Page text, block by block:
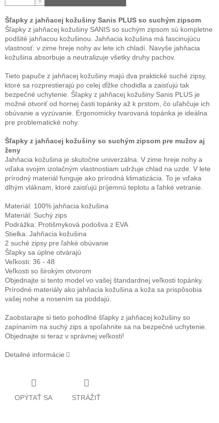
Šľapky z jahňacej kožušiny Sanis PLUS so suchým zipsom
Šľapky z jahňacej kožušiny SANIS so suchým zipsom sú kompletne
podšité jahňacou kožušinou. Jahňacia kožušina má fascinujúcu
vlastnosť: v zime hreje nohy av lete ich chladí. Navyše jahňacia
kožušina absorbuje a neutralizuje všetky druhy pachov.
Tieto papuče z jahňacej kožušiny majú dva praktické suché zipsy,
ktoré sa rozprestierajú po celej dĺžke chodidla a zaisťujú tak
bezpečné uchytenie. Šľapky z jahňacej kožušiny Sanis PLUS je
možné otvoriť od hornej časti topánky až k prstom, čo uľahčuje ich
obúvanie a vyzúvanie. Ergonomicky tvarovaná topánka je ideálna
pre problematické nohy.
Šľapky z jahňacej kožušiny so suchým zipsom pre mužov aj
ženy
Jahňacia kožušina je skutočne univerzálna. V zime hreje nohy a
vďaka svojim izolačným vlastnostiam udržuje chlad na uzde. V lete
prírodný materiál funguje ako prírodná klimatizácia. To je vďaka
dlhým vláknam, ktoré zaisťujú príjemnú teplotu a ľahké vetranie.
Materiál: 100% jahňacia kožušina
Materiál: Suchý zips
Podrážka: Protišmyková podošva z EVA
Stielka: Jahňacia kožušina
2 suché zipsy pre ľahké obúvanie
Šľapky sa úplne otvárajú
Veľkosti: 36 - 48
Veľkosti so širokým otvorom
Objednajte si tento model vo vašej štandardnej veľkosti topánky.
Prírodné materiály ako jahňacia kožušina a koža sa prispôsobia
vašej nohe a nosením sa poddajú.
Zaobstarajte si tieto pohodlné šľapky z jahňacej kožušiny so
zapínaním na suchý zips a spoľahnite sa na bezpečné uchytenie.
Objednajte si teraz v správnej veľkosti!
Detailné informácie
OPÝTAŤ SA STRÁŽIŤ